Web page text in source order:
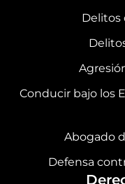
Delitos
Conducir bajo los
Abogado
Defensa